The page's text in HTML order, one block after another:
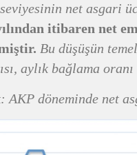
seviyesinin net asgari
itibaren net
Bu düşüşün
aylık bağlama
AKP döneminde net